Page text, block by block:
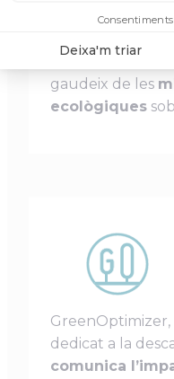
gaudeix de les
ecològiques
dedicat a la
comunica